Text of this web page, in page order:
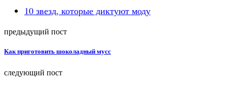
10 звезд, которые диктуют моду
предыдущий пост
Как приготовить шоколадный мусс
следующий пост